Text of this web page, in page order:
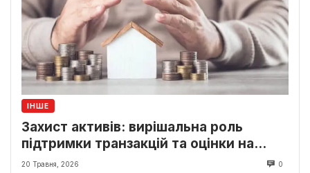
ІНШЕ
Захист активів: вирішальна роль
підтримки транзакцій та оцінки на
сучасному ринку
20 Травня, 2026 0